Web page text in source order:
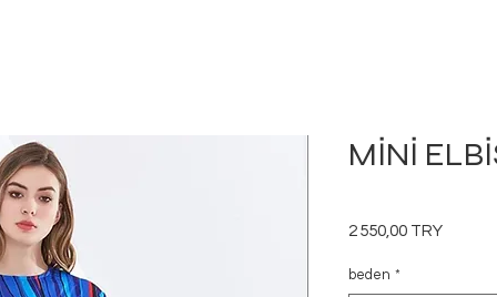
MİNİ
2 550,00 TRYPrix
beden *